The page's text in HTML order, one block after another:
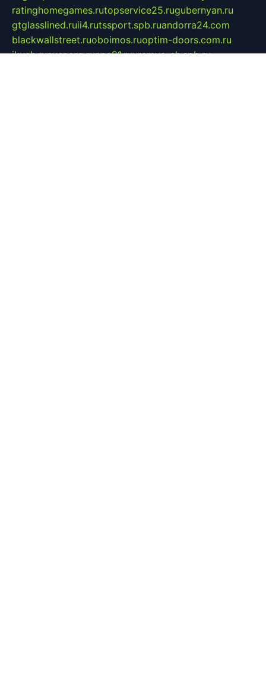
ratinghomegames.rutopservice25.rugubernyan.ru
gtglasslined.ruii4.rutssport.spb.ruandorra24.com
blackwallstreet.ruoboimos.ruoptim-doors.com.ru
ikuch.runycr.org.runpa21.ruvremya-ch.spb.ru